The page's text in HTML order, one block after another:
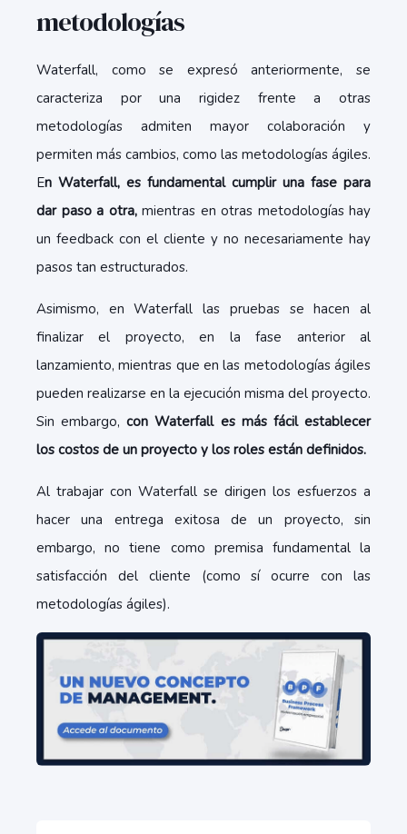
metodologías
Waterfall, como se expresó anteriormente, se
caracteriza por una rigidez frente a otras
metodologías admiten mayor colaboración y
permiten más cambios, como las metodologías ágiles.
En Waterfall, es fundamental cumplir una fase para
dar paso a otra,mientras en otras metodologías hay
un feedback con el cliente y no necesariamente hay
pasos tan estructurados.
Asimismo, en Waterfall las pruebas se hacen al
finalizar el proyecto, en la fase anterior al
lanzamiento, mientras que en las metodologías ágiles
pueden realizarse en la ejecución misma del proyecto.
Sin embargo,con Waterfall es más fácil establecer
los costos de un proyecto y los roles están definidos.
Al trabajar con Waterfall se dirigen los esfuerzos a
hacer una entrega exitosa de un proyecto, sin
embargo, no tiene como premisa fundamental la
satisfacción del cliente (como sí ocurre con las
metodologías ágiles).